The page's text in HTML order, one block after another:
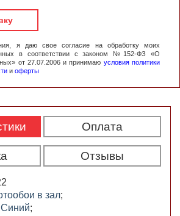
я даю свое согласие на обработку моих
в соответствии с законом №152-ФЗ «О
от 27.07.2006 и принимаю условия политики
и оферты
Оплата
Отзывы
в зал;
Синий;